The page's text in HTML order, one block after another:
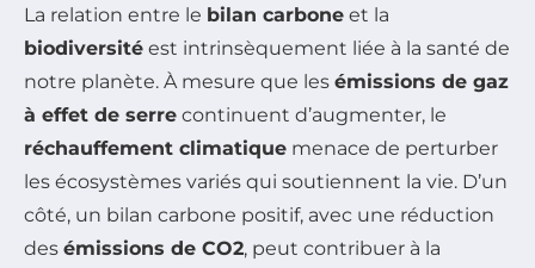
La relation entre le bilan carbone et la
biodiversité est intrinsèquement liée à la santé de
notre planète. À mesure que les émissions de gaz
à effet de serre continuent d’augmenter, le
réchauffement climatique menace de perturber
les écosystèmes variés qui soutiennent la vie. D’un
côté, un bilan carbone positif, avec une réduction
des émissions de CO2, peut contribuer à la